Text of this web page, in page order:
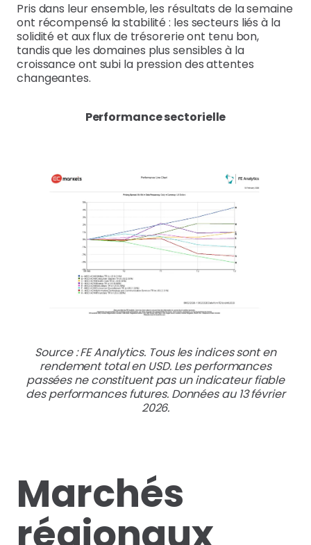
Pris dans leur ensemble, les résultats de la semaine
ont récompensé la stabilité : les secteurs liés à la
solidité et aux flux de trésorerie ont tenu bon,
tandis que les domaines plus sensibles à la
croissance ont subi la pression des attentes
changeantes.
Performance sectorielle
Source : FE Analytics. Tous les indices sont en
rendement total en USD. Les performances
passées ne constituent pas un indicateur fiable
des performances futures. Données au 13 février
2026.
Marchés